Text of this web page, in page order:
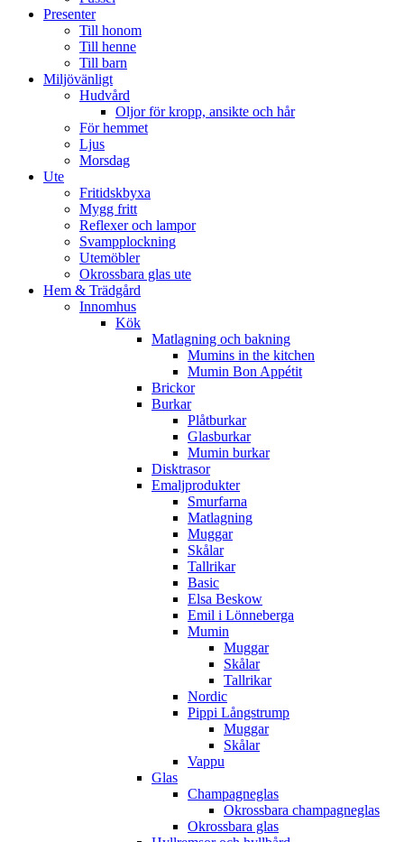
Presenter
Till honom
Till henne
Till barn
Miljövänligt
Hudvård
Oljor för kropp, ansikte och hår
För hemmet
Ljus
Morsdag
Ute
Fritidskbyxa
Mygg fritt
Reflexer och lampor
Svampplockning
Utemöbler
Okrossbara glas ute
Hem & Trädgård
Innomhus
Kök
Matlagning och bakning
Mumins in the kitchen
Mumin Bon Appétit
Brickor
Burkar
Plåtburkar
Glasburkar
Mumin burkar
Disktrasor
Emaljprodukter
Smurfarna
Matlagning
Muggar
Skålar
Tallrikar
Basic
Elsa Beskow
Emil i Lönneberga
Mumin
Muggar
Skålar
Tallrikar
Nordic
Pippi Långstrump
Muggar
Skålar
Vappu
Glas
Champagneglas
Okrossbara champagneglas
Okrossbara glas